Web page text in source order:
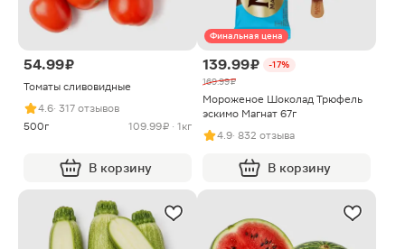
54.99 ₽
Томаты сливовидные
4.6· 317 отзывов
500г
109.99 ₽ · 1кг
В корзину
Финальная цена
139.99 ₽
-17%
169.99 ₽
Мороженое Шоколад Трюфель
эскимо Магнат 67г
4.9· 832 отзыва
В корзину